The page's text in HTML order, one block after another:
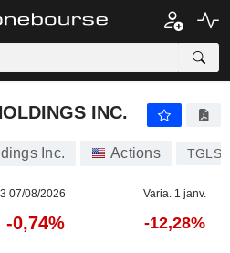
INC.
INC.
Inc. Actions TGLS
07/08/2026 Varia. 1 janv.
-0,74% -12,28%